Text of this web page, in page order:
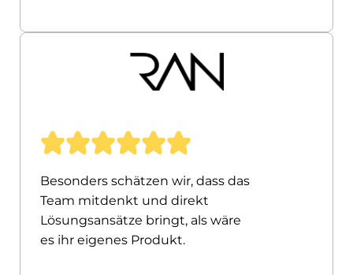
Besonders schätzen wir, dass das
Team mitdenkt und direkt
Lösungsansätze bringt, als wäre
es ihr eigenes Produkt.